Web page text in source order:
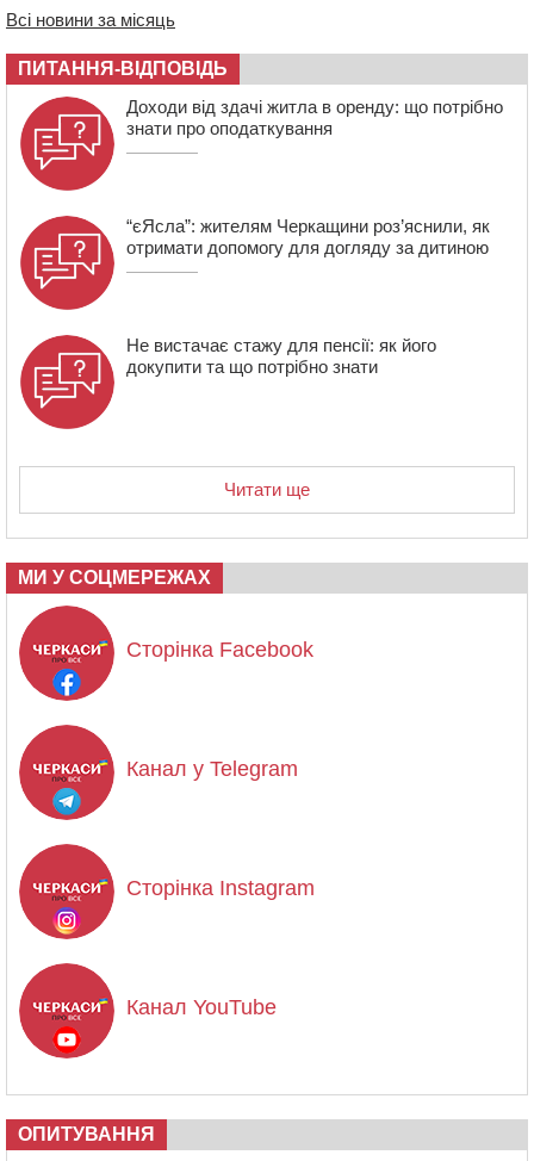
13:27 На Звенигородщині чоловік до смерті побив 82-
річного односельця
12:57 У Черкасах СБУ викрила прокремлівську
агітаторку, яка закликала до захоплення України
Всі новини за місяць
ПИТАННЯ-ВІДПОВІДЬ
Доходи від здачі житла в оренду: що потрібно
знати про оподаткування
“єЯсла”: жителям Черкащини роз’яснили, як
отримати допомогу для догляду за дитиною
Не вистачає стажу для пенсії: як його
докупити та що потрібно знати
Читати ще
МИ У СОЦМЕРЕЖАХ
Сторінка Facebook
Канал у Telegram
Сторінка Instagram
Канал YouTube
ОПИТУВАННЯ